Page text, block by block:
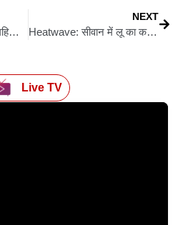
Siwan News: सिवान में महिलाओं का इंडि गठबंधन के खिलाफ प्रदर्शन, भाजपा के समर्थन में दिखी बड़ी एकजुटता
NEXT
Heatwave: सीवान में लू का कहर: दोपहर 11:30 बजे के बाद स्कूल-कॉचिंग बंद
Live TV